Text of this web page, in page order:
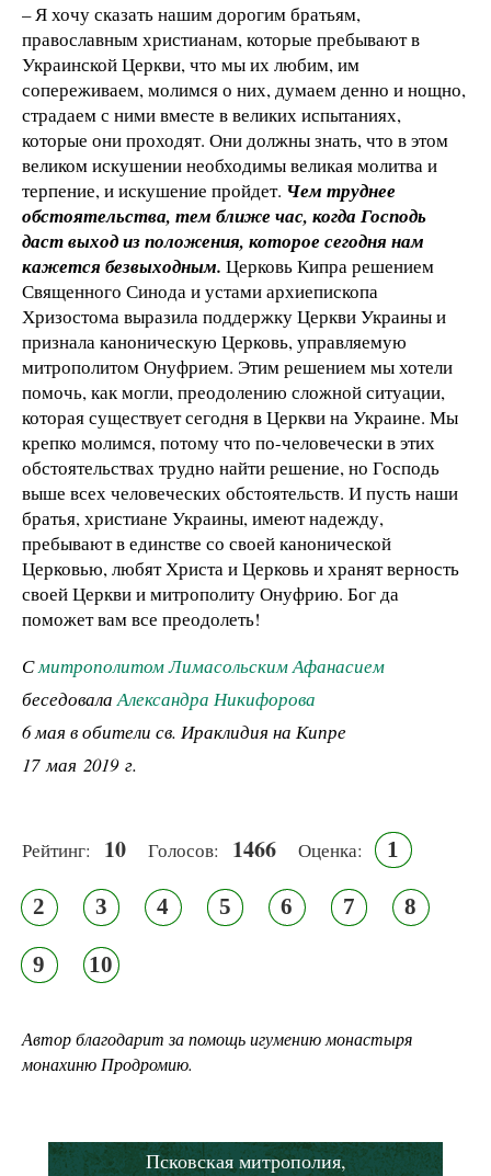
– Я хочу сказать нашим дорогим братьям,
православным христианам, которые пребывают в
Украинской Церкви, что мы их любим, им
сопереживаем, молимся о них, думаем денно и нощно,
страдаем с ними вместе в великих испытаниях,
которые они проходят. Они должны знать, что в этом
великом искушении необходимы великая молитва и
терпение, и искушение пройдет. Чем труднее
обстоятельства, тем ближе час, когда Господь
даст выход из положения, которое сегодня нам
кажется безвыходным. Церковь Кипра решением
Священного Синода и устами архиепископа
Хризостома выразила поддержку Церкви Украины и
признала каноническую Церковь, управляемую
митрополитом Онуфрием. Этим решением мы хотели
помочь, как могли, преодолению сложной ситуации,
которая существует сегодня в Церкви на Украине. Мы
крепко молимся, потому что по-человечески в этих
обстоятельствах трудно найти решение, но Господь
выше всех человеческих обстоятельств. И пусть наши
братья, христиане Украины, имеют надежду,
пребывают в единстве со своей канонической
Церковью, любят Христа и Церковь и хранят верность
своей Церкви и митрополиту Онуфрию. Бог да
поможет вам все преодолеть!
Смитрополитом Лимасольским Афанасием
беседовалаАлександра Никифорова
6 мая в обители св. Ираклидия на Кипре
17 мая 2019 г.
Рейтинг: 10 Голосов: 1466 Оценка: 1
2 3 4 5 6 7 8
9 10
Автор благодарит за помощь игумению монастыря
монахиню Продромию.
Псковская митрополия,